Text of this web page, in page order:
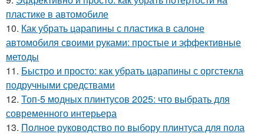
пластике в автомобиле
10. Как убрать царапины с пластика в салоне
автомобиля своими руками: простые и эффективные
методы
11. Быстро и просто: как убрать царапины с оргстекла
подручными средствами
12. Топ-5 модных плинтусов 2025: что выбрать для
современного интерьера
13. Полное руководство по выбору плинтуса для пола